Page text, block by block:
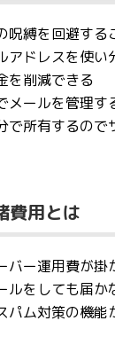
呪縛を回避する
アドレスを使い
を削減できる
メールを管理す
で所有するの
費用とは
バー運用費が掛
ルをしても届か
パム対策の機能